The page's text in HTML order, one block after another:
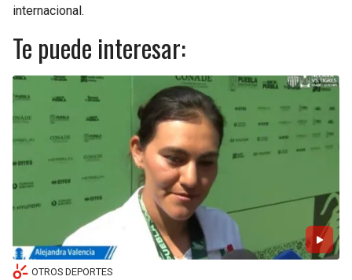
internacional.
Te puede interesar:
OTROS DEPORTES